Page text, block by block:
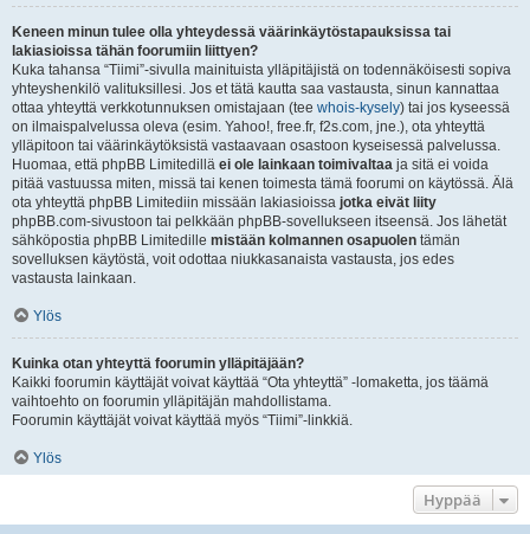
Keneen minun tulee olla yhteydessä väärinkäytöstapauksissa tai
lakiasioissa tähän foorumiin liittyen?
Kuka tahansa “Tiimi”-sivulla mainituista ylläpitäjistä on todennäköisesti sopiva
yhteyshenkilö valituksillesi. Jos et tätä kautta saa vastausta, sinun kannattaa
ottaa yhteyttä verkkotunnuksen omistajaan (tee whois-kysely) tai jos kyseessä
on ilmaispalvelussa oleva (esim. Yahoo!, free.fr, f2s.com, jne.), ota yhteyttä
ylläpitoon tai väärinkäytöksistä vastaavaan osastoon kyseisessä palvelussa.
Huomaa, että phpBB Limitedillä ei ole lainkaan toimivaltaa ja sitä ei voida
pitää vastuussa miten, missä tai kenen toimesta tämä foorumi on käytössä. Älä
ota yhteyttä phpBB Limitediin missään lakiasioissa jotka eivät liity
phpBB.com-sivustoon tai pelkkään phpBB-sovellukseen itseensä. Jos lähetät
sähköpostia phpBB Limitedille mistään kolmannen osapuolen tämän
sovelluksen käytöstä, voit odottaa niukkasanaista vastausta, jos edes
vastausta lainkaan.
Ylös
Kuinka otan yhteyttä foorumin ylläpitäjään?
Kaikki foorumin käyttäjät voivat käyttää “Ota yhteyttä” -lomaketta, jos täämä
vaihtoehto on foorumin ylläpitäjän mahdollistama.
Foorumin käyttäjät voivat käyttää myös “Tiimi”-linkkiä.
Ylös
Hyppää